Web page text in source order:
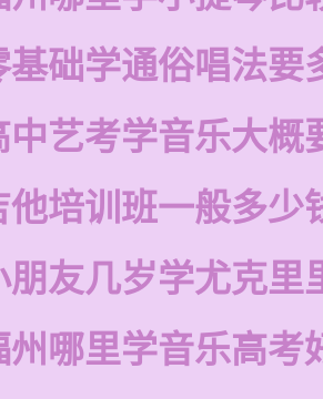
基础学通俗唱法要
中艺考学音乐大概
他培训班一般多少
朋友几岁学尤克里
州哪里学音乐高考